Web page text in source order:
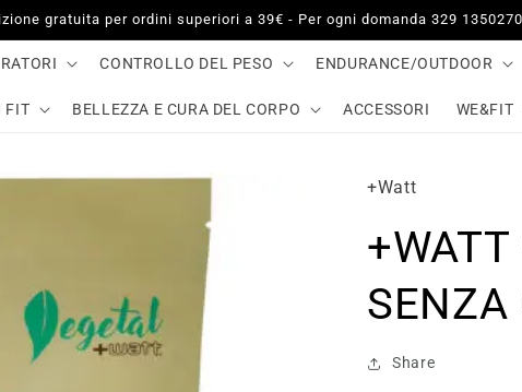
gratuita per ordini superiori a 39€ - Per ogni domanda 329
CONTROLLO DEL PESO ENDURANCE/OUTDOOR
FIT BELLEZZA E CURA DEL CORPO ACCESSORI WE&FIT
+Watt
SENZA
Share